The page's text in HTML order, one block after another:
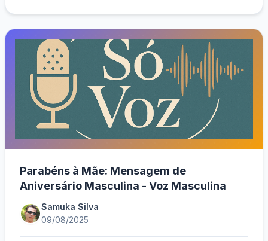
Parabéns à Mãe: Mensagem de
Aniversário Masculina - Voz Masculina
Samuka Silva
09/08/2025